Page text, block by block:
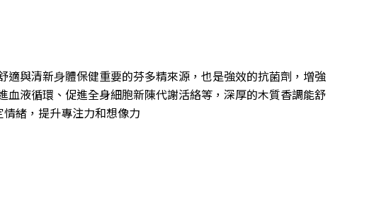
與清新⾝體保健重要的芬多精來源，也是強效的抗菌劑，增強
液循環、促進全身細胞新陳代謝活絡等，深厚的木質香調能舒
緒，提升專注力和想像力